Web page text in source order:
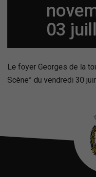
03
Le foyer Georges de la
Scène” du vendredi 30